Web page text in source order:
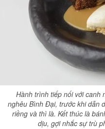
Hành trình tiếp nối với canh
nghêu Bình Đại, trước khi dẫn
riềng và thì là. Kết thúc là
dịu, gợi nhắc sự trù